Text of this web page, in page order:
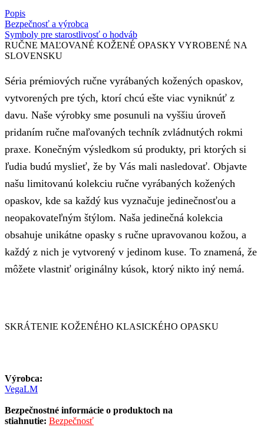
Popis
Bezpečnosť a výrobca
Symboly pre starostlivosť o hodváb
RUČNE MAĽOVANÉ KOŽENÉ OPASKY VYROBENÉ NA
SLOVENSKU
Séria prémiových ručne vyrábaných kožených opaskov,
vytvorených pre tých, ktorí chcú ešte viac vyniknúť z
davu. Naše výrobky sme posunuli na vyššiu úroveň
pridaním ručne maľovaných techník zvládnutých rokmi
praxe. Konečným výsledkom sú produkty, pri ktorých si
ľudia budú myslieť, že by Vás mali nasledovať. Objavte
našu limitovanú kolekciu ručne vyrábaných kožených
opaskov, kde sa každý kus vyznačuje jedinečnosťou a
neopakovateľným štýlom. Naša jedinečná kolekcia
obsahuje unikátne opasky s ručne upravovanou kožou, a
každý z nich je vytvorený v jedinom kuse. To znamená, že
môžete vlastniť originálny kúsok, ktorý nikto iný nemá.
SKRÁTENIE KOŽENÉHO KLASICKÉHO OPASKU
Výrobca:
VegaLM
Bezpečnostné informácie o produktoch na
stiahnutie: Bezpečnosť